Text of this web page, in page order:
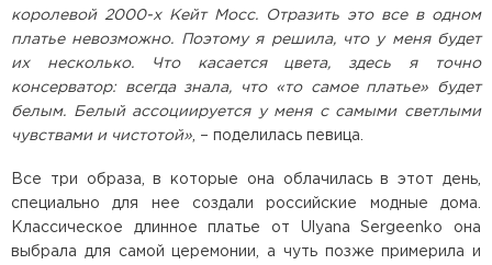
королевой 2000-х Кейт Мосс. Отразить это все в одном
платье невозможно. Поэтому я решила, что у меня будет
их несколько. Что касается цвета, здесь я точно
консерватор: всегда знала, что «то самое платье» будет
белым. Белый ассоциируется у меня с самыми светлыми
чувствами и чистотой» , – поделилась певица.
Все три образа, в которые она облачилась в этот день,
специально для нее создали российские модные дома.
Классическое длинное платье от Ulyana Sergeenko она
выбрала для самой церемонии, а чуть позже примерила и